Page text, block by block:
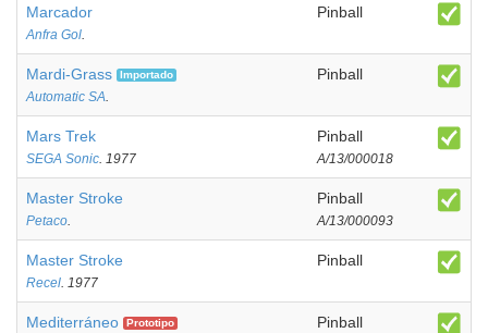
Marcador
Anfra Gol.
Pinball
Mardi-Grass Importado
Automatic SA.
Pinball
Mars Trek
SEGA Sonic. 1977
Pinball
A/13/000018
Master Stroke
Petaco.
Pinball
A/13/000093
Master Stroke
Recel. 1977
Pinball
Mediterráneo Prototipo Pinball